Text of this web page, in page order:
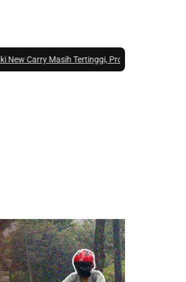
Masih Tertinggi, Program MBG Beri Kontribusi